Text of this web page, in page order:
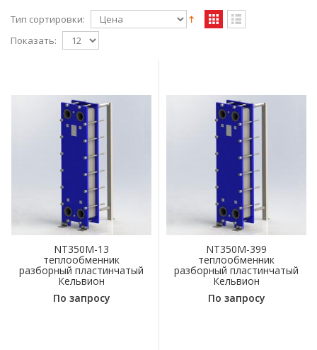
Тип сортировки:
Показать:
NT350M-13
теплообменник
разборный пластинчатый
Кельвион
По запросу
NT350M-399
теплообменник
разборный пластинчатый
Кельвион
По запросу